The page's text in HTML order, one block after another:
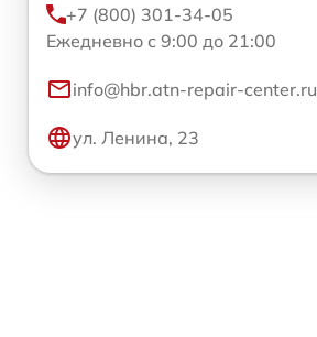
+7 (800) 301-34-05
Ежедневно с 9:00 до 21:00
info@hbr.atn-repair-center.ru
ул. Ленина, 23